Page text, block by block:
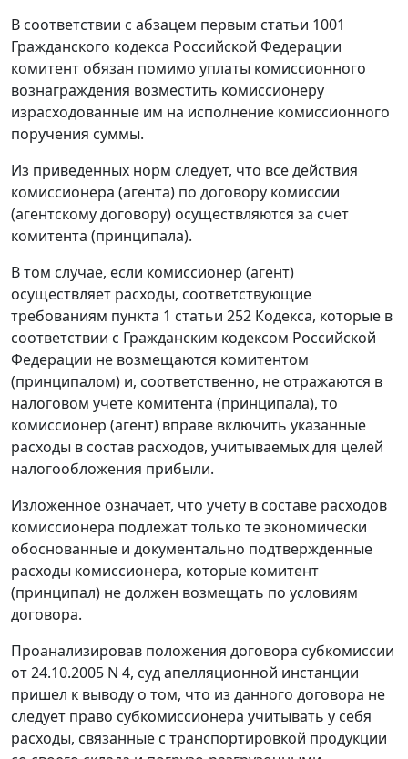
В соответствии с абзацем первым статьи 1001
Гражданского кодекса Российской Федерации
комитент обязан помимо уплаты комиссионного
вознаграждения возместить комиссионеру
израсходованные им на исполнение комиссионного
поручения суммы.
Из приведенных норм следует, что все действия
комиссионера (агента) по договору комиссии
(агентскому договору) осуществляются за счет
комитента (принципала).
В том случае, если комиссионер (агент)
осуществляет расходы, соответствующие
требованиям пункта 1 статьи 252 Кодекса, которые в
соответствии с Гражданским кодексом Российской
Федерации не возмещаются комитентом
(принципалом) и, соответственно, не отражаются в
налоговом учете комитента (принципала), то
комиссионер (агент) вправе включить указанные
расходы в состав расходов, учитываемых для целей
налогообложения прибыли.
Изложенное означает, что учету в составе расходов
комиссионера подлежат только те экономически
обоснованные и документально подтвержденные
расходы комиссионера, которые комитент
(принципал) не должен возмещать по условиям
договора.
Проанализировав положения договора субкомиссии
от 24.10.2005 N 4, суд апелляционной инстанции
пришел к выводу о том, что из данного договора не
следует право субкомиссионера учитывать у себя
расходы, связанные с транспортировкой продукции